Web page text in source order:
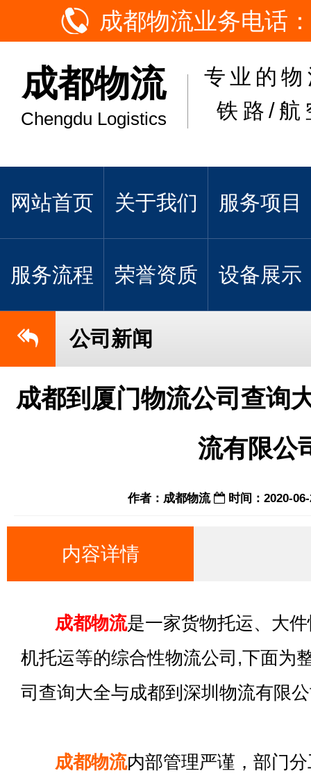
成都物流业务电话
成都物流
Chengdu Logistics
专业的
铁路/航
网站首页 关于我们 服务项目
服务流程 荣誉资质 设备展示
公司新闻
成都到厦门物流公司查询
流有限公
作者：成都物流 时间：2020-
内容详情
成都物流是一家货物托运、大
机托运等的综合性物流公司,下面为
司查询大全与成都到深圳物流有限
成都物流内部管理严谨，部门